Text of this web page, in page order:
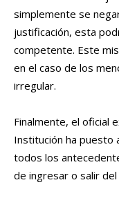
simplemente se
justificación, esta
competente. Este
en el caso de los
irregular.
Finalmente, el oficial
Institución ha puesto
todos los
de ingresar o salir